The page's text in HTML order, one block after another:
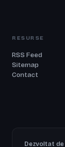
RESURSE
RSS Feed
Sitemap
Contact
Dezvoltat de